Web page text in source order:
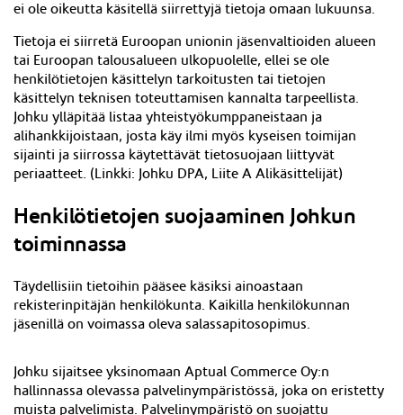
ei ole oikeutta käsitellä siirrettyjä tietoja omaan lukuunsa.
Tietoja ei siirretä Euroopan unionin jäsenvaltioiden alueen
tai Euroopan talousalueen ulkopuolelle, ellei se ole
henkilötietojen käsittelyn tarkoitusten tai tietojen
käsittelyn teknisen toteuttamisen kannalta tarpeellista.
Johku ylläpitää listaa yhteistyökumppaneistaan ja
alihankkijoistaan, josta käy ilmi myös kyseisen toimijan
sijainti ja siirrossa käytettävät tietosuojaan liittyvät
periaatteet. (Linkki: Johku DPA, Liite A Alikäsittelijät)
Henkilötietojen suojaaminen Johkun
toiminnassa
Täydellisiin tietoihin pääsee käsiksi ainoastaan
rekisterinpitäjän henkilökunta. Kaikilla henkilökunnan
jäsenillä on voimassa oleva salassapitosopimus.
Johku sijaitsee yksinomaan Aptual Commerce Oy:n
hallinnassa olevassa palvelinympäristössä, joka on eristetty
muista palvelimista. Palvelinympäristö on suojattu